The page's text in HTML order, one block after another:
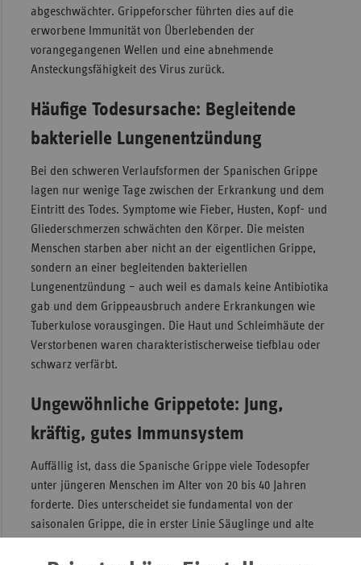
abgeschwächter. Grippeforscher führten dies auf die
erworbene Immunität von Überlebenden der
vorangegangenen Wellen und eine abnehmende
Ansteckungsfähigkeit des Virus zurück.
Häufige Todesursache: Begleitende
bakterielle Lungenentzündung
Bei den schweren Verlaufsformen der Spanischen Grippe
lagen nur wenige Tage zwischen der Erkrankung und dem
Eintritt des Todes. Symptome wie Fieber, Husten, Kopf- und
Gliederschmerzen schwächten den Körper. Die meisten
Menschen starben aber nicht an der eigentlichen Grippe,
sondern an einer begleitenden bakteriellen
Lungenentzündung – auch weil es damals keine Antibiotika
gab und dem Grippeausbruch andere Erkrankungen wie
Tuberkulose vorausgingen. Die Haut und Schleimhäute der
Verstorbenen waren charakteristischerweise tiefblau oder
schwarz verfärbt.
Ungewöhnliche Grippetote: Jung,
kräftig, gutes Immunsystem
Auffällig ist, dass die Spanische Grippe viele Todesopfer
unter jüngeren Menschen im Alter von 20 bis 40 Jahren
forderte. Dies unterscheidet sie fundamental von der
saisonalen Grippe, die in erster Linie Säuglinge und alte